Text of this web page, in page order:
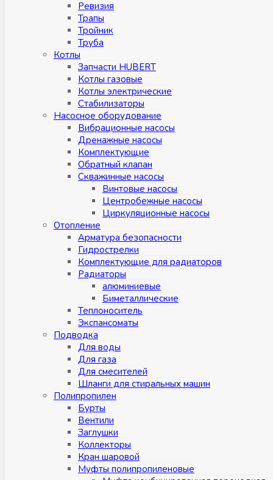
Ревизия
Трапы
Тройник
Труба
Котлы
Запчасти HUBERT
Котлы газовые
Котлы электрические
Стабилизаторы
Насосное оборудование
Вибрационные насосы
Дренажные насосы
Комплектующие
Обратный клапан
Скважинные насосы
Винтовые насосы
Центробежные насосы
Циркуляционные насосы
Отопление
Арматура безопасности
Гидрострелки
Комплектующие для радиаторов
Радиаторы
алюминиевые
Биметаллические
Теплоноситель
Экспансоматы
Подводка
Для воды
Для газа
Для смесителей
Шланги для стиральных машин
Полипропилен
Бурты
Вентили
Заглушки
Коллекторы
Кран шаровой
Муфты полипропиленовые